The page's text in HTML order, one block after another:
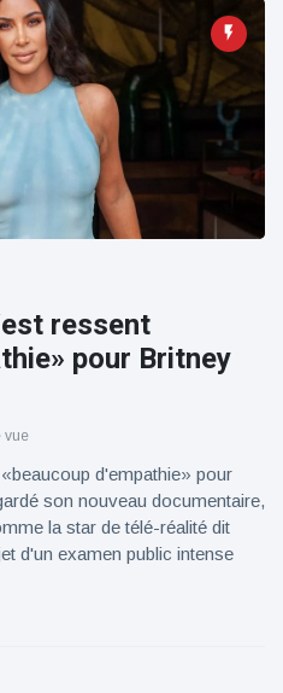
ressent
pour Britney
vue
d'empathie» pour
son nouveau documentaire,
la star de télé-réalité dit
d'un examen public intense